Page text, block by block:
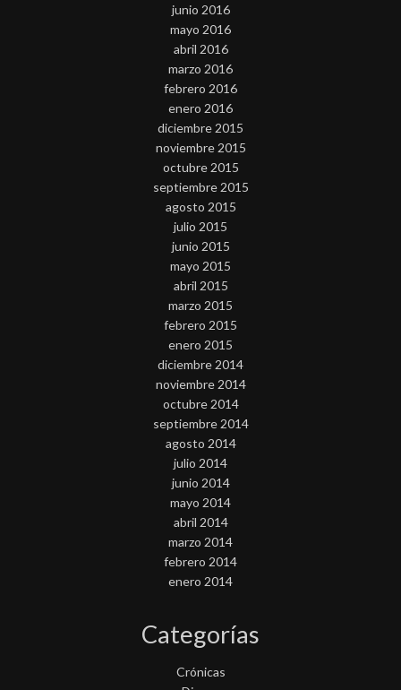
junio 2016
mayo 2016
abril 2016
marzo 2016
febrero 2016
enero 2016
diciembre 2015
noviembre 2015
octubre 2015
septiembre 2015
agosto 2015
julio 2015
junio 2015
mayo 2015
abril 2015
marzo 2015
febrero 2015
enero 2015
diciembre 2014
noviembre 2014
octubre 2014
septiembre 2014
agosto 2014
julio 2014
junio 2014
mayo 2014
abril 2014
marzo 2014
febrero 2014
enero 2014
Categorías
Crónicas